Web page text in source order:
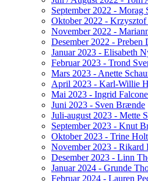
September 2022 - Morag
Oktober 2022 - Krzysztof
November 2022 -
Desember 2022 - Preben
Januar 2023 - Elisabeth
Februar 2023 - Trond
Mars 2023 - Anette
April 2023 - Karl-Willie
Mai 2023 - Ingrid
Juni 2023 - Sven Brænde
Juli-august 2023 - Mette
September 2023 - Knut
Oktober 2023 - Trine
November 2023 - Rikard
Desember 2023 - Linn
Januar 2024 - Grunde
Februar 2024 - Lauren